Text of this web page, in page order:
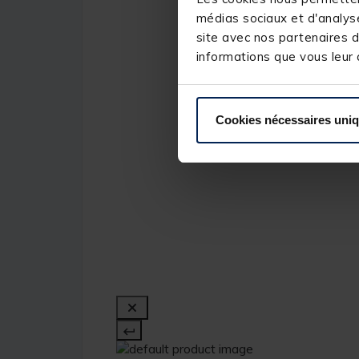
médias sociaux et
site avec nos partenaires
informations que vous
Cookies nécessaires